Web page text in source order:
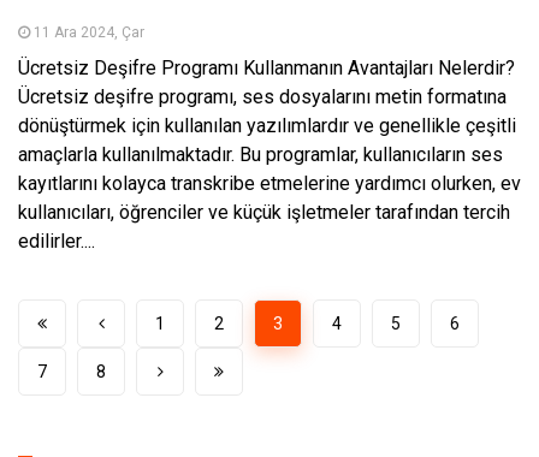
11 Ara 2024, Çar
Ücretsiz Deşifre Programı Kullanmanın Avantajları Nelerdir?
Ücretsiz deşifre programı, ses dosyalarını metin formatına
dönüştürmek için kullanılan yazılımlardır ve genellikle çeşitli
amaçlarla kullanılmaktadır. Bu programlar, kullanıcıların ses
kayıtlarını kolayca transkribe etmelerine yardımcı olurken, ev
kullanıcıları, öğrenciler ve küçük işletmeler tarafından tercih
edilirler....
1 2 3 4 5 6
7 8